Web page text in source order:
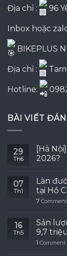
Địa chỉ : 96
Inbox hoặc
BIKEPLUS
Địa chỉ :
Hotline:
BÀI VIẾT
29
Th6
[Hà
2026?
07
Th1
Làn
tại Hồ
7
16
Th5
Sản
9,7
1 Comment